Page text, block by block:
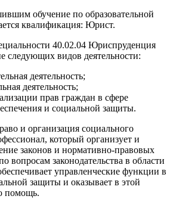
обучение по образовательной
квалификация: Юрист.
40.02.04 Юриспруденция
следующих видов деятельности:
деятельность;
деятельность;
прав граждан в сфере
и социальной защиты.
и организация социального
который организует и
законов и нормативно-правовых
вопросам законодательства в области
управленческие функции в
защиты и оказывает в этой
помощь.